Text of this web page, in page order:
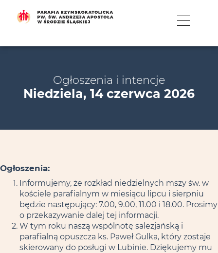
MENU
Ogłoszenia i intencje
Niedziela, 14 czerwca 2026
Ogłoszenia:
Informujemy, że rozkład niedzielnych mszy św. w
kościele parafialnym w miesiącu lipcu i sierpniu
będzie następujący: 7.00, 9.00, 11.00 i 18.00. Prosimy
o przekazywanie dalej tej informacji.
W tym roku naszą wspólnotę salezjańską i
parafialną opuszcza ks. Paweł Gulka, który zostaje
skierowany do posługi w Lubinie. Dziękujemy mu